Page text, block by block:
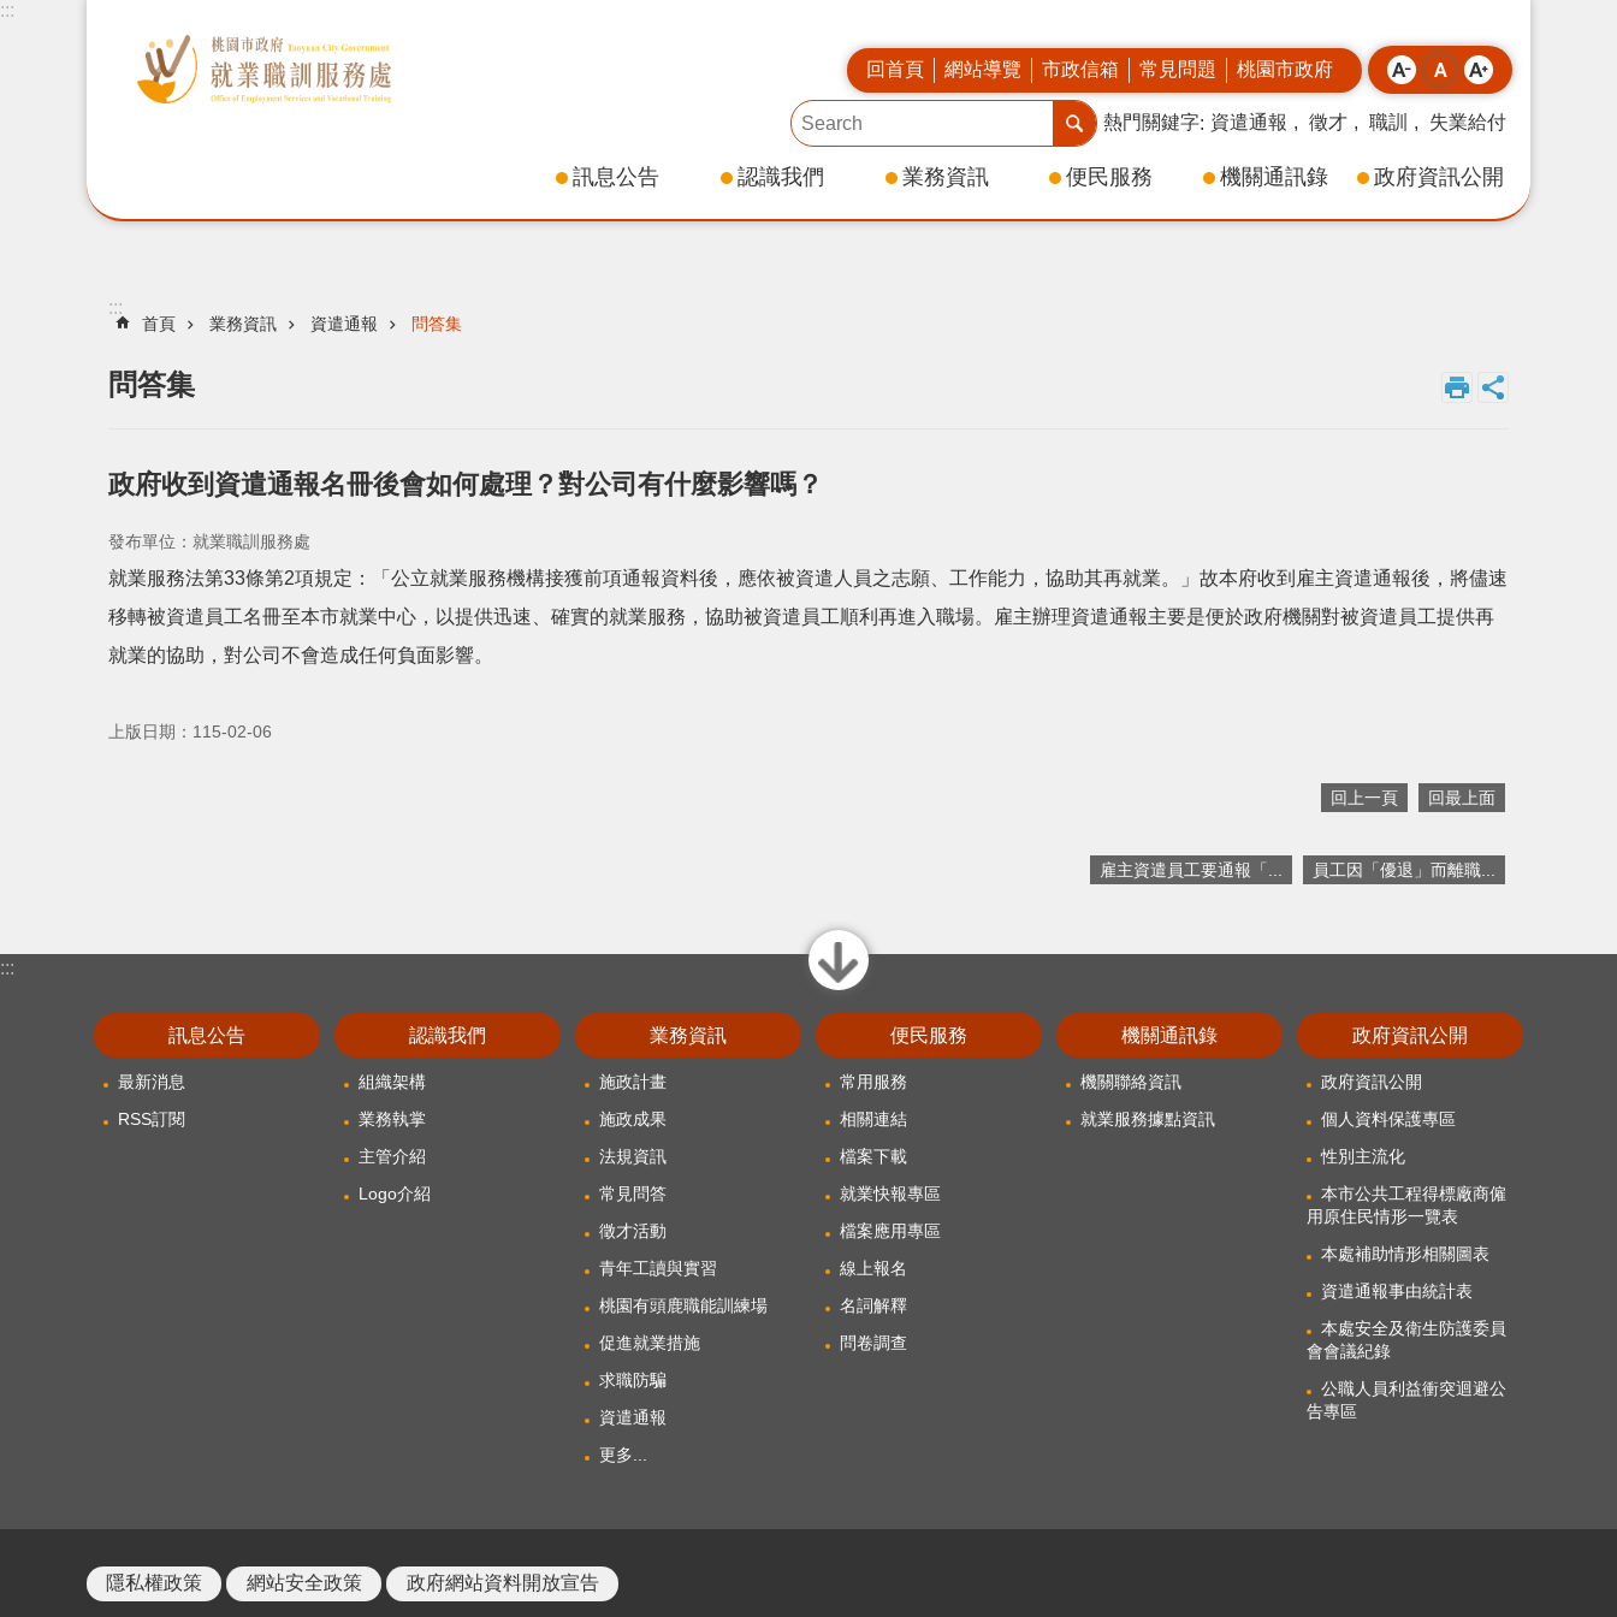
:::
回首頁 網站導覽 市政信箱 常見問題 桃園市政府
熱門關鍵字 資遣通報 徵才 職訓 失業給付
訊息公告 認識我們 業務資訊 便民服務 機關通訊錄 政府資訊公開
:::
首頁 業務資訊 資遣通報 問答集
問答集
政府收到資遣通報名冊後會如何處理？對公司有什麼影響嗎？
發布單位：就業職訓服務處
就業服務法第33條第2項規定：「公立就業服務機構接獲前項通報資料後，應依被資遣人員之志願、工作能力，協助其再就業。」故本府收到雇主資遣通報後，將儘速
移轉被資遣員工名冊至本市就業中心，以提供迅速、確實的就業服務，協助被資遣員工順利再進入職場。雇主辦理資遣通報主要是便於政府機關對被資遣員工提供再
就業的協助，對公司不會造成任何負面影響。
上版日期：115-02-06
回上一頁 回最上面
雇主資遣員工要通報「... 員工因「優退」而離職...
:::
訊息公告
最新消息
RSS訂閱
認識我們
組織架構
業務執掌
主管介紹
Logo介紹
業務資訊
施政計畫
施政成果
法規資訊
常見問答
徵才活動
青年工讀與實習
桃園有頭鹿職能訓練場
促進就業措施
求職防騙
資遣通報
更多...
便民服務
常用服務
相關連結
檔案下載
就業快報專區
檔案應用專區
線上報名
名詞解釋
問卷調查
機關通訊錄
機關聯絡資訊
就業服務據點資訊
政府資訊公開
政府資訊公開
個人資料保護專區
性別主流化
本市公共工程得標廠商僱
用原住民情形一覽表
本處補助情形相關圖表
資遣通報事由統計表
本處安全及衛生防護委員
會會議紀錄
公職人員利益衝突迴避公
告專區
隱私權政策 網站安全政策 政府網站資料開放宣告